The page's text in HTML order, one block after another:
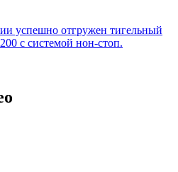
успешно отгружен тигельный
с системой нон-стоп.